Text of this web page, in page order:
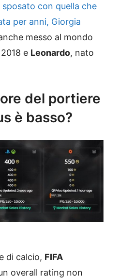
sposato con quella che
per anni, Giorgia
messo al mondo
e Leonardo, nato
del portiere
è basso?
di calcio, FIFA
overall rating non